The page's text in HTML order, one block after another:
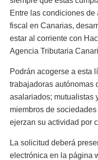
Entre las condiciones
fiscal en Canarias,
estar al corriente con
Agencia Tributaria
Podrán acogerse a esta
trabajadoras autónomas
asalariados; mutualistas
miembros de
ejerzan su actividad por
La solicitud deberá
electrónica en la página